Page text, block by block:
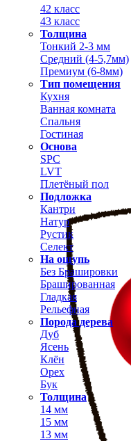
42 класс
43 класс
Толщина
Тонкий 2-3 мм
Средний (4-5,7мм)
Премиум (6-8мм)
Тип помещения
Кухня
Ванная комната
Спальня
Гостиная
Основа
SPC
LVT
Плетёный пол
Подложка
Кантри
Натур
Рустик
Селект
На ощупь
Без Брашировки
Брашированная
Гладкая
Рельефная
Порода дерева
Дуб
Ясень
Клён
Орех
Бук
Толщина
14 мм
15 мм
13 мм